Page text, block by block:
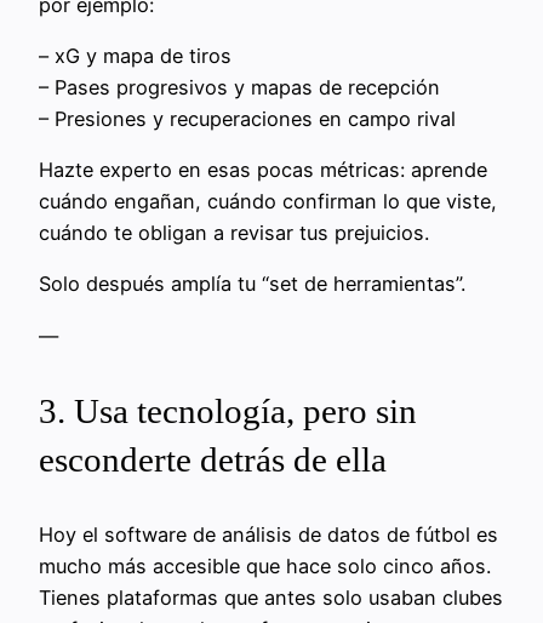
– xG y mapa de tiros
– Pases progresivos y mapas de recepción
– Presiones y recuperaciones en campo rival
Hazte experto en esas pocas métricas: aprende
cuándo engañan, cuándo confirman lo que viste,
cuándo te obligan a revisar tus prejuicios.
Solo después amplía tu “set de herramientas”.
—
3. Usa tecnología, pero sin
esconderte detrás de ella
Hoy el software de análisis de datos de fútbol es
mucho más accesible que hace solo cinco años.
Tienes plataformas que antes solo usaban clubes